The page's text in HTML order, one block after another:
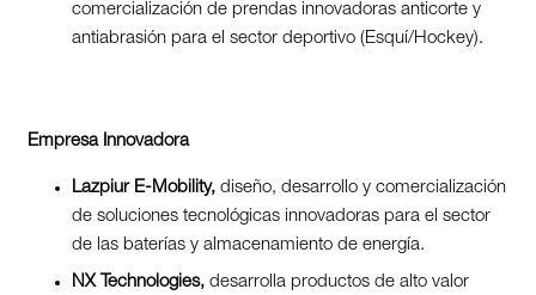
comercialización de prendas innovadoras anticorte y
antiabrasión para el sector deportivo (Esquí/Hockey).
Empresa Innovadora
Lazpiur E-Mobility, diseño, desarrollo y comercialización
de soluciones tecnológicas innovadoras para el sector
de las baterías y almacenamiento de energía.
NX Technologies, desarrolla productos de alto valor